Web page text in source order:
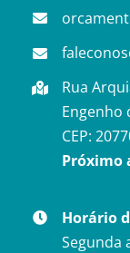
Rua
Engenho
CEP:
Próximo
Horário
Segunda